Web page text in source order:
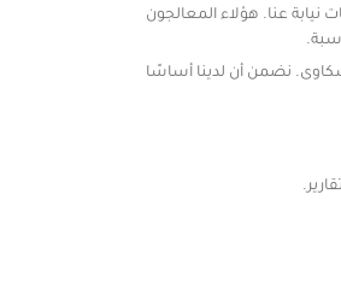
عنا. هؤلاء المعالجون
نضمن أن لدينا أساسًا